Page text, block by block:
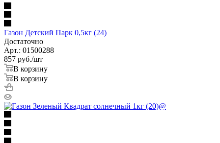
Газон Детский Парк 0,5кг (24)
Достаточно
Арт.: 01500288
857 руб./шт
В корзину
В корзину